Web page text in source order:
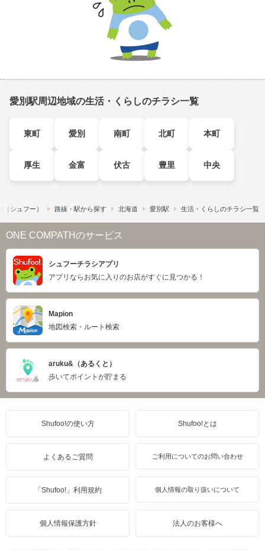
愛別駅周辺地域の生活・くらしのチラシ一覧
東町 愛別 南町 北町 本町
厚生 金富 伏古 豊里 中央
シュフー） 路線・駅から探す 北海道 愛別駅 生活・くらしのチラシ一覧
ONE COMPATHのサービス
シュフーチラシアプリ
アプリならお気に入りのお店がすぐに見つかる！
Mapion
地図検索・ルート検索
aruku&（あるくと）
歩いてポイントが貯まる
Shufoo!の使い方 Shufoo!とは
よくあるご質問 ご利用についてのお問い合わせ
「Shufoo!」利用規約 個人情報の取り扱いについて
個人情報保護方針 法人のお客様へ